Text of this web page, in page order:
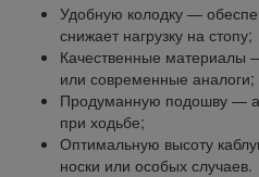
Удобную колодку —
снижает нагрузку на стопу;
Качественные материалы
или современные аналоги;
Продуманную подошву —
при ходьбе;
Оптимальную высоту
носки или особых случаев.